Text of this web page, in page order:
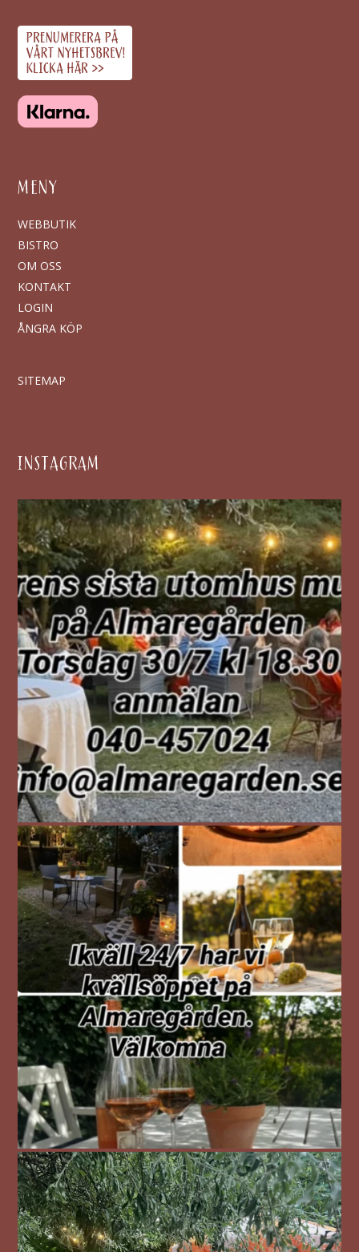
MENY
WEBBUTIK
BISTRO
OM OSS
KONTAKT
LOGIN
ÅNGRA KÖP
SITEMAP
INSTAGRAM